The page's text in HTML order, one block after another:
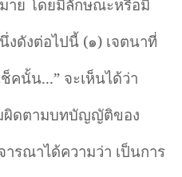
าย โดยมีลักษณะหรือมี
งดังต่อไปนี้ (๑) เจตนาที่
คนั้น...” จะเห็นได้ว่า
ผิดตามบทบัญญัติของ
รณาได้ความว่า เป็นการ